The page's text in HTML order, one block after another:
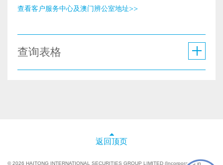
查看客户服务中心及澳门辨公室地址>>
查询表格
返回顶页
© 2026 HAITONG INTERNATIONAL SECURITIES GROUP LIMITED (Incorporated in